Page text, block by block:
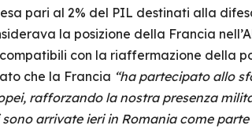
pari al 2% del PIL destinati alla
la posizione della Francia
con la riaffermazione della
che la Francia “ha partecipato allo
rafforzando la nostra presenza
arrivate ieri in Romania come parte